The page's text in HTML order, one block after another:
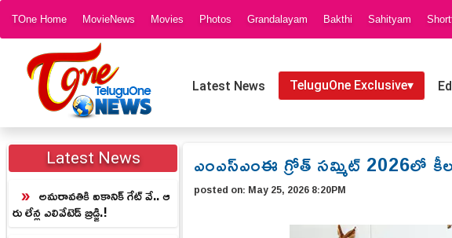
TOne Home MovieNews Movies Photos Grandalayam Bakthi Sahityam
Latest News TeluguOne Exclusive▾
Latest News
అమరావతికి ఐకానిక్ గేట్ వే.. ఆ
రు లేన్ల ఎలివేటెడ్ బ్రిడ్జి.!
ఎంఎస్ఎంఈ గ్రోత్ సమ్మిట్ 2026లో
posted on: May 25, 2026 8:20PM